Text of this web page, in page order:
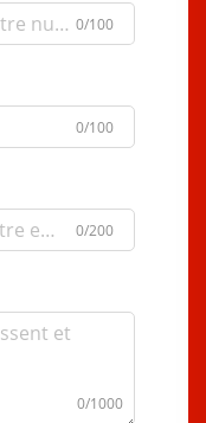
0/100
0/100
0/200
0/1000